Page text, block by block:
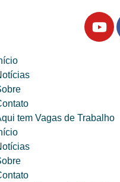
tem Vagas de Trabalho